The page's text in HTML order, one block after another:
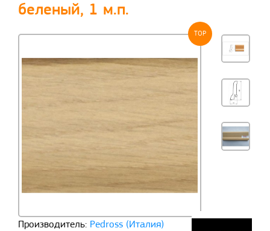
беленый, 1 м.п.
TOP
Производитель: Pedross (Италия)